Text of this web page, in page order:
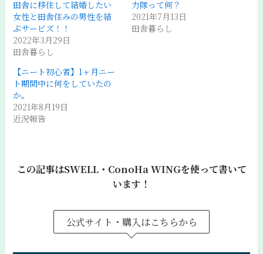
田舎に移住して結婚したい
女性と田舎住みの男性を結
ぶサービズ！！
2022年3月29日
田舎暮らし
力隊って何？
2021年7月13日
田舎暮らし
【ニート初心者】1ヶ月ニー
ト期間中に何をしていたの
か。
2021年8月19日
近況報告
この記事はSWELL・ConoHa WINGを使って書いて
います！
公式サイト・購入はこちらから